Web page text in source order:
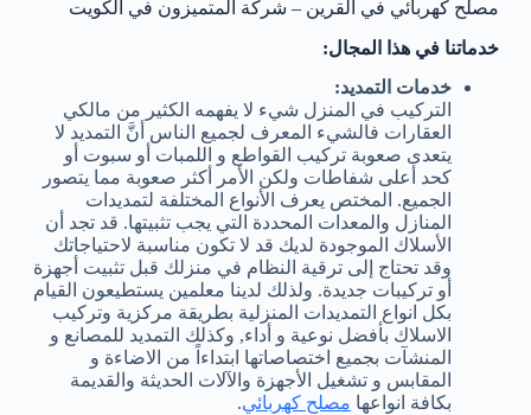
مصلح كهربائي في القرين – شركة المتميزون في الكويت
خدماتنا في هذا المجال:
خدمات التمديد:
التركيب في المنزل شيء لا يفهمه الكثير من مالكي
العقارات فالشيء المعرف لجميع الناس أنَّ التمديد لا
يتعدى صعوبة تركيب القواطع و اللمبات أو سبوت أو
كحد أعلى شفاطات ولكن الأمر أكثر صعوبة مما يتصور
الجميع. المختص يعرف الأنواع المختلفة لتمديدات
المنازل والمعدات المحددة التي يجب تثبيتها. قد تجد أن
الأسلاك الموجودة لديك قد لا تكون مناسبة لاحتياجاتك
وقد تحتاج إلى ترقية النظام في منزلك قبل تثبيت أجهزة
أو تركيبات جديدة. ولذلك لدينا معلمين يستطيعون القيام
بكل انواع التمديدات المنزلية بطريقة مركزية وتركيب
الاسلاك بأفضل نوعية و أداء, وكذلك التمديد للمصانع و
المنشآت بجميع اختصاصاتها ابتداءاً من الاضاءة و
المقابس و تشغيل الأجهزة والآلات الحديثة والقديمة
بكافة انواعها مصلح كهربائي.